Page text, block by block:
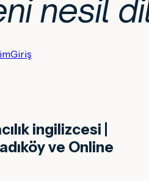
Giriş
ingilizcesi |
ve Online